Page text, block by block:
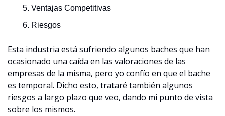
Ventajas Competitivas
Riesgos
Esta industria está sufriendo algunos baches que han
ocasionado una caída en las valoraciones de las
empresas de la misma, pero yo confío en que el bache
es temporal. Dicho esto, trataré también algunos
riesgos a largo plazo que veo, dando mi punto de vista
sobre los mismos.